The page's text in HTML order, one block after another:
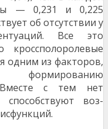
— 0,231 и 0,225
об отсутствии у
Все это
кроссполоролевые
од­ним из факторов,
Вместе с тем нет
воз­